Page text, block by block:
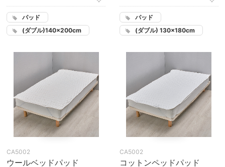
パッド
(ダブル)140×200cm
パッド
(ダブル) 130×180cm
CA5002
ウールベッドパッド
CA5002
コットンペッドパッド